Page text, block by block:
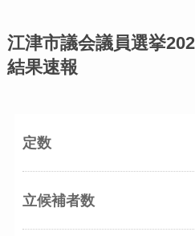
江津市議会議員選挙
結果速報
定数
立候補者数